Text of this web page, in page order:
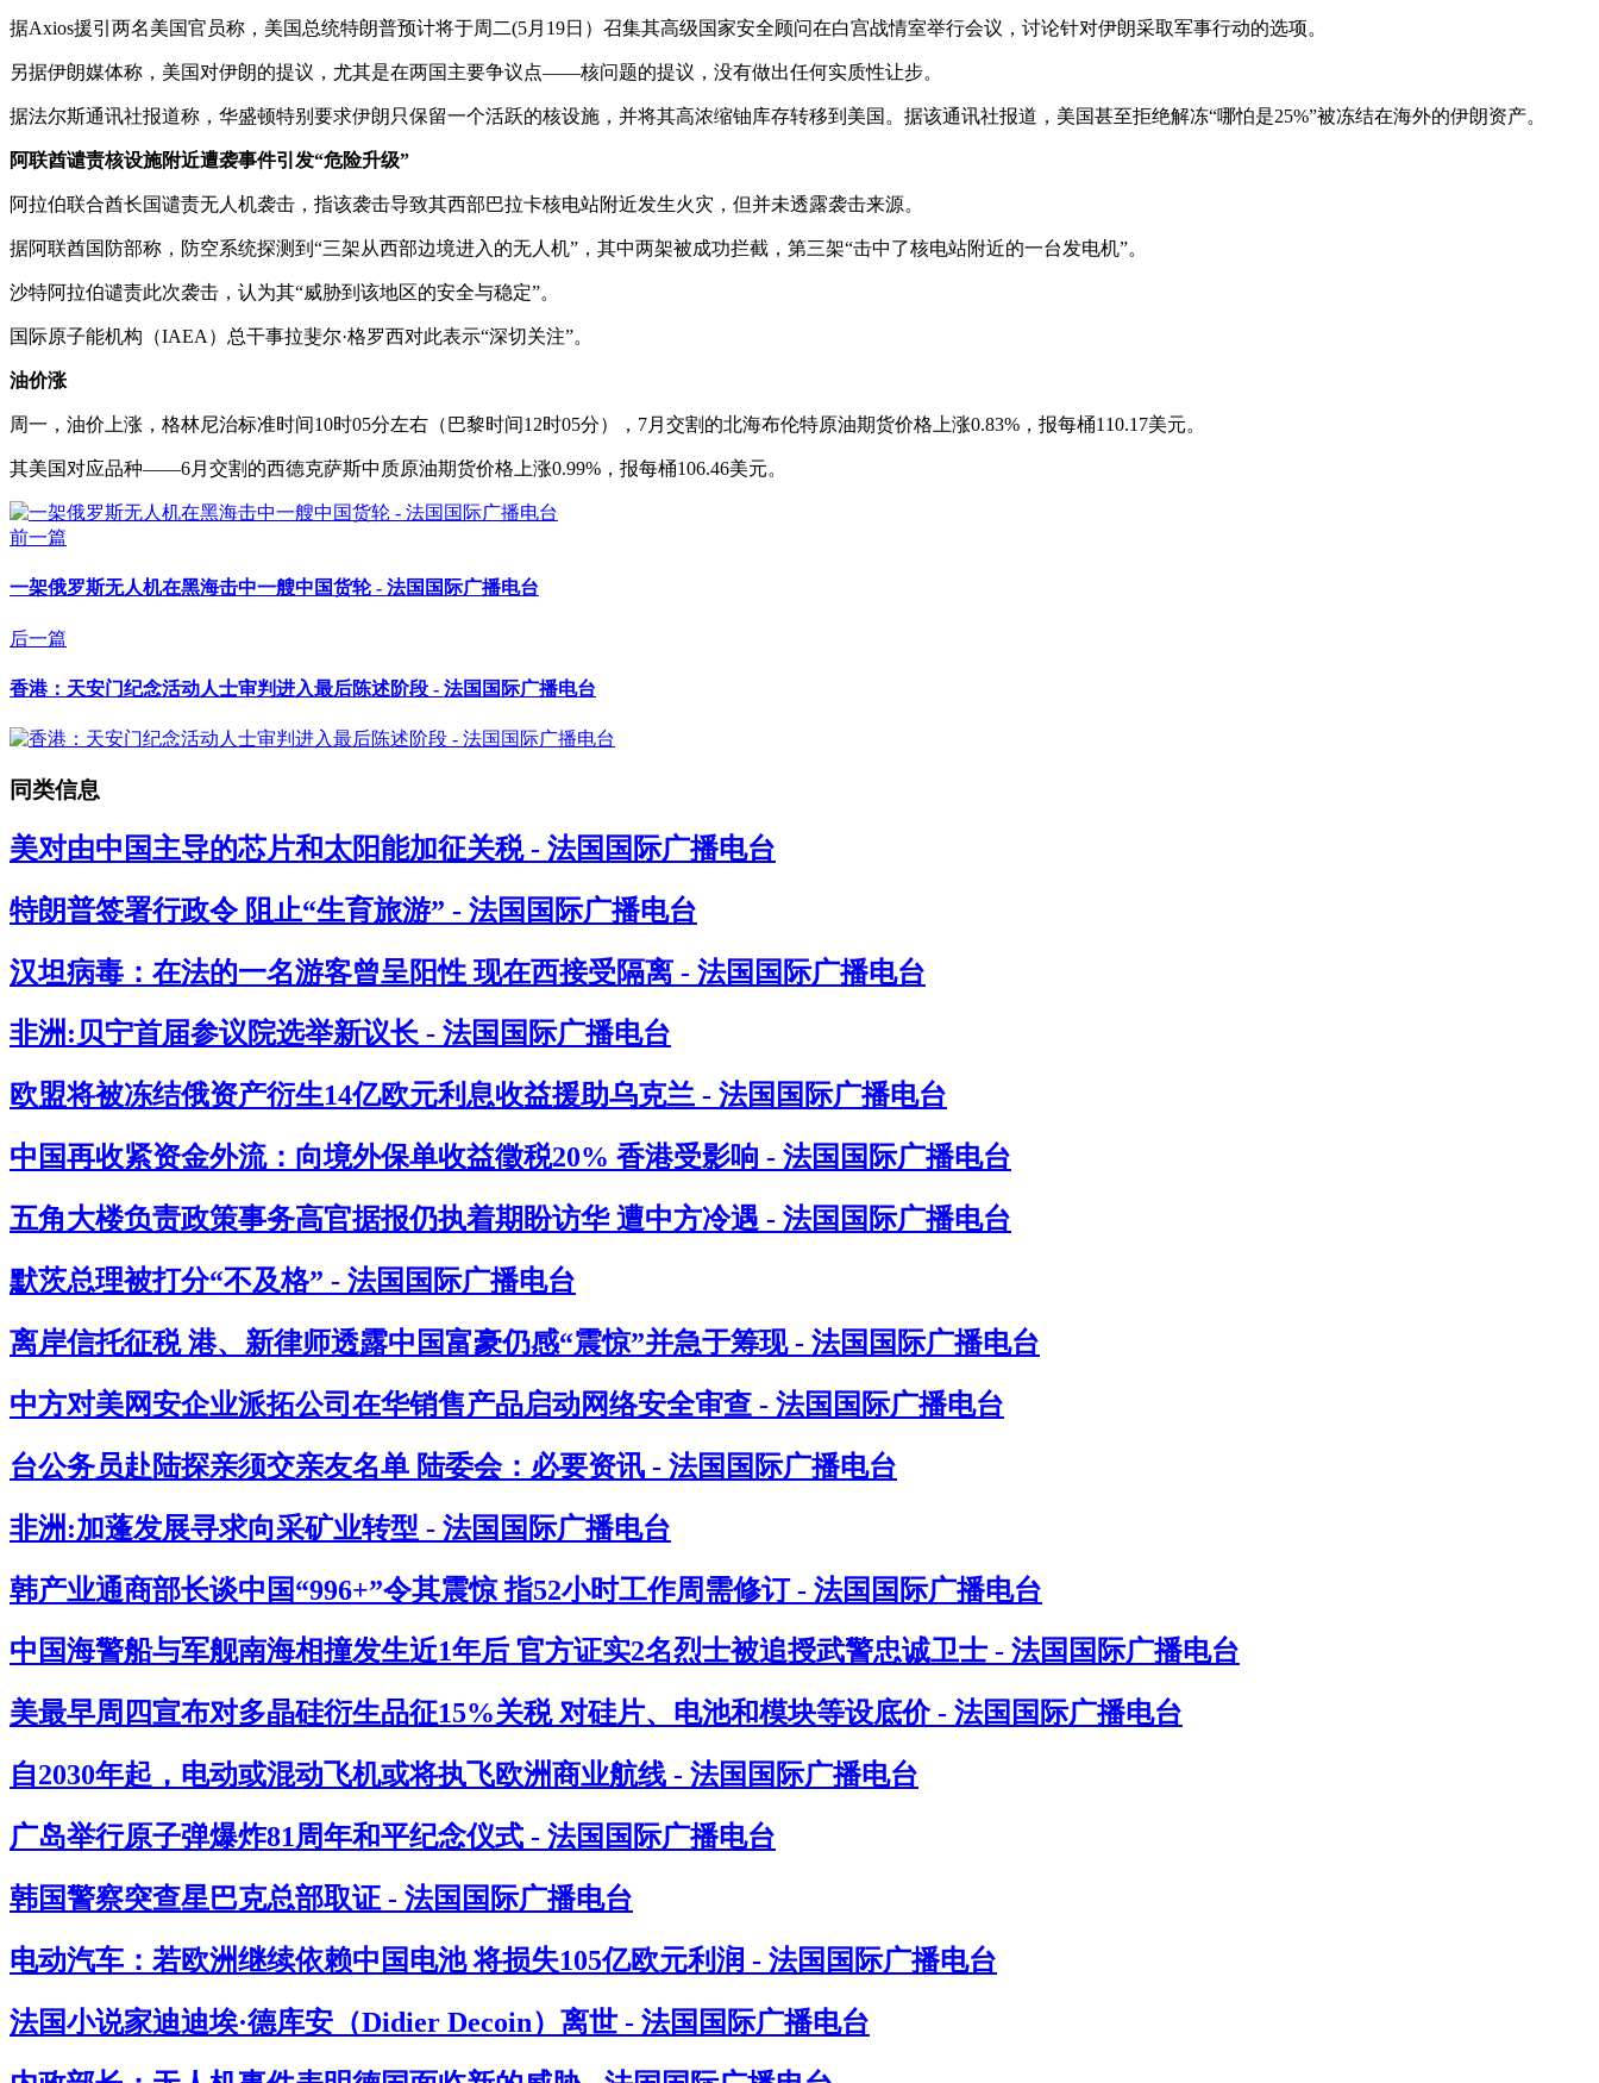
据Axios援引两名美国官员称，美国总统特朗普预计将于周二(5月19日）召集其高级国家安全顾问在白宫战情室举行会议，讨论针对伊朗采取军事行动的选项。
另据伊朗媒体称，美国对伊朗的提议，尤其是在两国主要争议点——核问题的提议，没有做出任何实质性让步。
据法尔斯通讯社报道称，华盛顿特别要求伊朗只保留一个活跃的核设施，并将其高浓缩铀库存转移到美国。据该通讯社报道，美国甚至拒绝解冻“哪怕是25%”被冻结在海外的伊朗资产。
阿联酋谴责核设施附近遭袭事件引发“危险升级”
阿拉伯联合酋长国谴责无人机袭击，指该袭击导致其西部巴拉卡核电站附近发生火灾，但并未透露袭击来源。
据阿联酋国防部称，防空系统探测到“三架从西部边境进入的无人机”，其中两架被成功拦截，第三架“击中了核电站附近的一台发电机”。
沙特阿拉伯谴责此次袭击，认为其“威胁到该地区的安全与稳定”。
国际原子能机构（IAEA）总干事拉斐尔·格罗西对此表示“深切关注”。
油价涨
周一，油价上涨，格林尼治标准时间10时05分左右（巴黎时间12时05分），7月交割的北海布伦特原油期货价格上涨0.83%，报每桶110.17美元。
其美国对应品种——6月交割的西德克萨斯中质原油期货价格上涨0.99%，报每桶106.46美元。
前一篇
一架俄罗斯无人机在黑海击中一艘中国货轮 - 法国国际广播电台
后一篇
香港：天安门纪念活动人士审判进入最后陈述阶段 - 法国国际广播电台
同类信息
美对由中国主导的芯片和太阳能加征关税 - 法国国际广播电台
特朗普签署行政令 阻止“生育旅游” - 法国国际广播电台
汉坦病毒：在法的一名游客曾呈阳性 现在西接受隔离 - 法国国际广播电台
非洲:贝宁首届参议院选举新议长 - 法国国际广播电台
欧盟将被冻结俄资产衍生14亿欧元利息收益援助乌克兰 - 法国国际广播电台
中国再收紧资金外流：向境外保单收益徵税20% 香港受影响 - 法国国际广播电台
五角大楼负责政策事务高官据报仍执着期盼访华 遭中方冷遇 - 法国国际广播电台
默茨总理被打分“不及格” - 法国国际广播电台
离岸信托征税 港、新律师透露中国富豪仍感“震惊”并急于筹现 - 法国国际广播电台
中方对美网安企业派拓公司在华销售产品启动网络安全审查 - 法国国际广播电台
台公务员赴陆探亲须交亲友名单 陆委会：必要资讯 - 法国国际广播电台
非洲:加蓬发展寻求向采矿业转型 - 法国国际广播电台
韩产业通商部长谈中国“996+”令其震惊 指52小时工作周需修订 - 法国国际广播电台
中国海警船与军舰南海相撞发生近1年后 官方证实2名烈士被追授武警忠诚卫士 - 法国国际广播电台
美最早周四宣布对多晶硅衍生品征15%关税 对硅片、电池和模块等设底价 - 法国国际广播电台
自2030年起，电动或混动飞机或将执飞欧洲商业航线 - 法国国际广播电台
广岛举行原子弹爆炸81周年和平纪念仪式 - 法国国际广播电台
韩国警察突查星巴克总部取证 - 法国国际广播电台
电动汽车：若欧洲继续依赖中国电池 将损失105亿欧元利润 - 法国国际广播电台
法国小说家迪迪埃·德库安（Didier Decoin）离世 - 法国国际广播电台